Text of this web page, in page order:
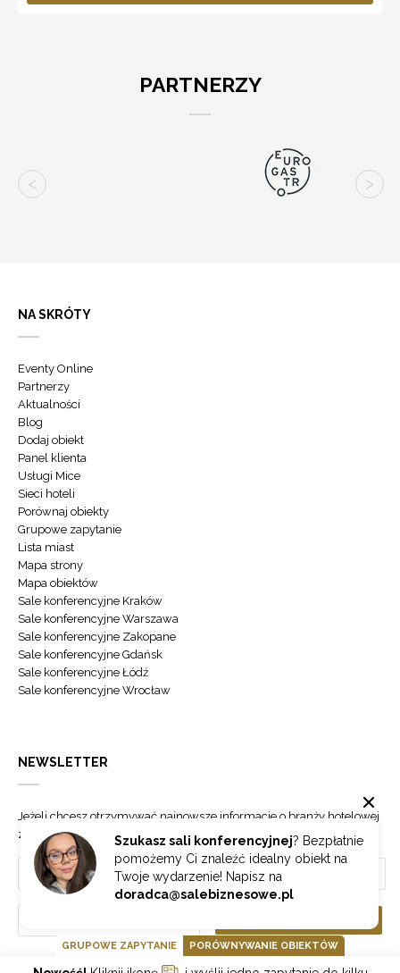
PARTNERZY
Szukasz sali konferencyjnej? Bezpłatnie
pomożemy Ci znaleźć idealny obiekt na
Twoje wydarzenie! Napisz na
doradca@salebiznesowe.pl
NA SKRÓTY
Eventy Online
Partnerzy
Aktualności
Blog
Dodaj obiekt
Panel klienta
Usługi Mice
Sieci hoteli
Porównaj obiekty
Grupowe zapytanie
Lista miast
Mapa strony
Mapa obiektów
Sale konferencyjne Kraków
Sale konferencyjne Warszawa
Sale konferencyjne Zakopane
Sale konferencyjne Gdańsk
Sale konferencyjne Łódź
Sale konferencyjne Wrocław
NEWSLETTER
Jeżeli chcesz otrzymywać najnowsze informacje o branży hotelowej
zapisz się do naszego newslettera.
GRUPOWE ZAPYTANIE PORÓWNYWANIE OBIEKTÓW